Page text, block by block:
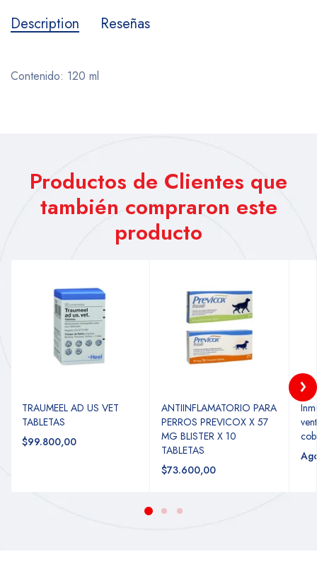
Description Reseñas
Contenido: 120 ml
Productos de Clientes que
también compraron este
producto
TRAUMEEL AD US VET
TABLETAS
$99.800,00
ANTIINFLAMATORIO PARA
PERROS PREVICOX X 57
MG BLISTER X 10
TABLETAS
$73.600,00